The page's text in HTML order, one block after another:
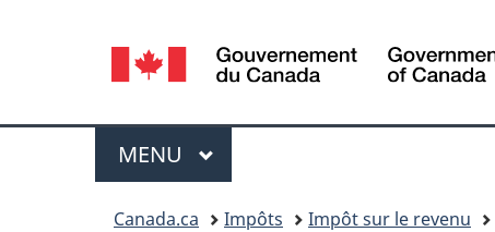
Sélection
de
la
langue
Menu
MENU PRINCIPAL
Canada.ca Impôts Impôt sur le revenu